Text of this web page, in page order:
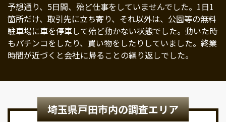
予想通り、5日間、殆ど仕事をしていませんでした。1日1
箇所だけ、取引先に立ち寄り、それ以外は、公園等の無料
駐車場に車を停車して殆ど動かない状態でした。動いた時
もパチンコをしたり、買い物をしたりしていました。終業
時間が近づくと会社に帰ることの繰り返しでした。
埼玉県戸田市内の調査エリア